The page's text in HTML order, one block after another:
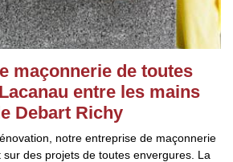
maçonnerie de toutes
entre les mains
Debart Richy
notre entreprise de maçonnerie
sur des projets de toutes envergures. La